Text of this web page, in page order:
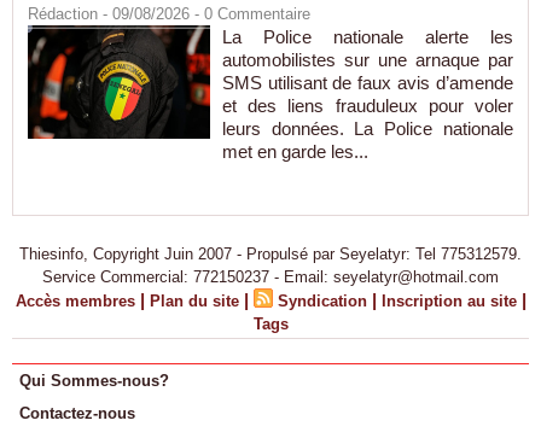
Rédaction - 09/08/2026 - 0 Commentaire
La Police nationale alerte les
automobilistes sur une arnaque par
SMS utilisant de faux avis d’amende
et des liens frauduleux pour voler
leurs données. La Police nationale
met en garde les...
Thiesinfo, Copyright Juin 2007 - Propulsé par Seyelatyr: Tel 775312579.
Service Commercial: 772150237 - Email: seyelatyr@hotmail.com
Accès membres | Plan du site | Syndication | Inscription au site |
Tags
Qui Sommes-nous?
Contactez-nous